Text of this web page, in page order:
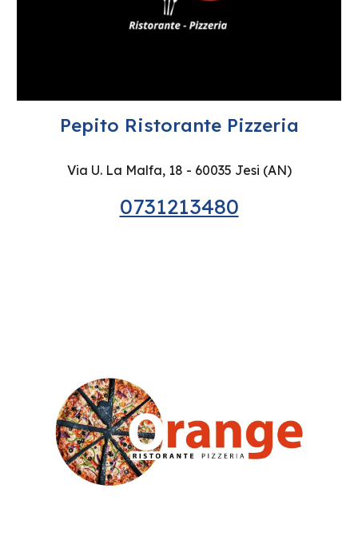
Pepito Ristorante Pizzeria
Via U. La Malfa, 18 - 60035 Jesi (AN)
0731213480